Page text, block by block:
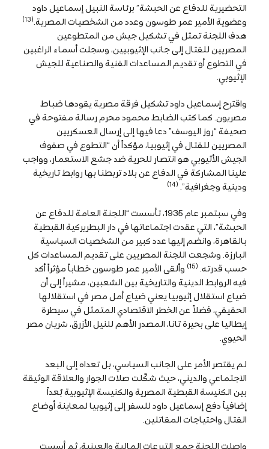
التحضيرية للدفاع عن الحبشة” برئاسة النبيل إسماعيل داود
وعضوية الأمير عمر طوسون وعدد من الشخصيات المصرية.(13)
هدف اللجنة تمثل في تشكيل جيش من المتطوعين
المصريين للقتال إلى جانب الإثيوبيين، وسجلت أسماء الراغبين
في التطوع أو تقديم المساعدات الفنية والصناعية للجيش
الإثيوبي.
واقترح إسماعيل داود تشكيل فرقة مصرية يقودها ضباط
مصريون. كما كتب الضابط محمود محرم رسالة مفتوحة في
صحيفة “روز اليوسف” دعا فيها إلى إرسال العسكريين
المصريين للقتال في إثيوبيا، مؤكداً أن “التطوع في صفوف
الجيش الأثيوبي هو انتصار للحرية ضد جشع الاستعمار، وواجب
علينا المشاركة في الدفاع عن بلاد تربطنا بها روابط تاريخية
ودينية وجغرافية”. (14)
وفي سبتمبر عام 1935، تأسست “اللجنة العامة للدفاع عن
الحبشة”، التي عقدت اجتماعاتها في دار البطريركية القبطية
بالقاهرة، وانضم إليها عدد كبير من الشخصيات السياسية
البارزة. وشجعت اللجنة المصريين على تقديم المساعدات كل
حسب قدرته. (15)
وألقى الأمير عمر طوسون خطاباً مؤثراً أكد
فيه الروابط الدينية والتاريخية بين الشعبين، مشيراً إلى أن
ضياع استقلال إثيوبيا يعني ضياع أمل مصر في استقلالها
الحقيقي، فضلاً عن الخطر الاقتصادي المتمثل في سيطرة
إيطاليا على بحيرة تانا، المصدر الأهم للنيل الأزرق، شريان مصر
الحيوي.
لم يقتصر الأمر على الجانب السياسي، بل تعداه إلى البعد
الاجتماعي والديني، حيث شكّلت صلات الجوار والعلاقة الوثيقة
بين الكنيسة القبطية المصرية والكنيسة الإثيوبية بُعداً
إضافياً دفع إسماعيل داود للسفر إلى إثيوبيا لمعاينة أوضاع
القتال واحتياجات المقاتلين.
واصلت اللجنة جمع التبرعات المالية والعينية، ثم أسست